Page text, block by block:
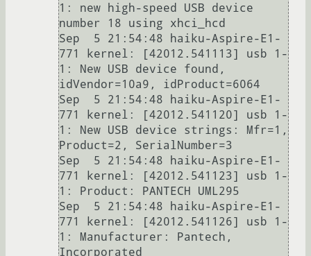
1: new high-speed USB device
number 18 using xhci_hcd
Sep  5 21:54:48 haiku-Aspire-E1-
771 kernel: [42012.541113] usb 1-
1: New USB device found,
idVendor=10a9, idProduct=6064
Sep  5 21:54:48 haiku-Aspire-E1-
771 kernel: [42012.541120] usb 1-
1: New USB device strings: Mfr=1,
Product=2, SerialNumber=3
Sep  5 21:54:48 haiku-Aspire-E1-
771 kernel: [42012.541123] usb 1-
1: Product: PANTECH UML295
Sep  5 21:54:48 haiku-Aspire-E1-
771 kernel: [42012.541126] usb 1-
1: Manufacturer: Pantech,
Incorporated